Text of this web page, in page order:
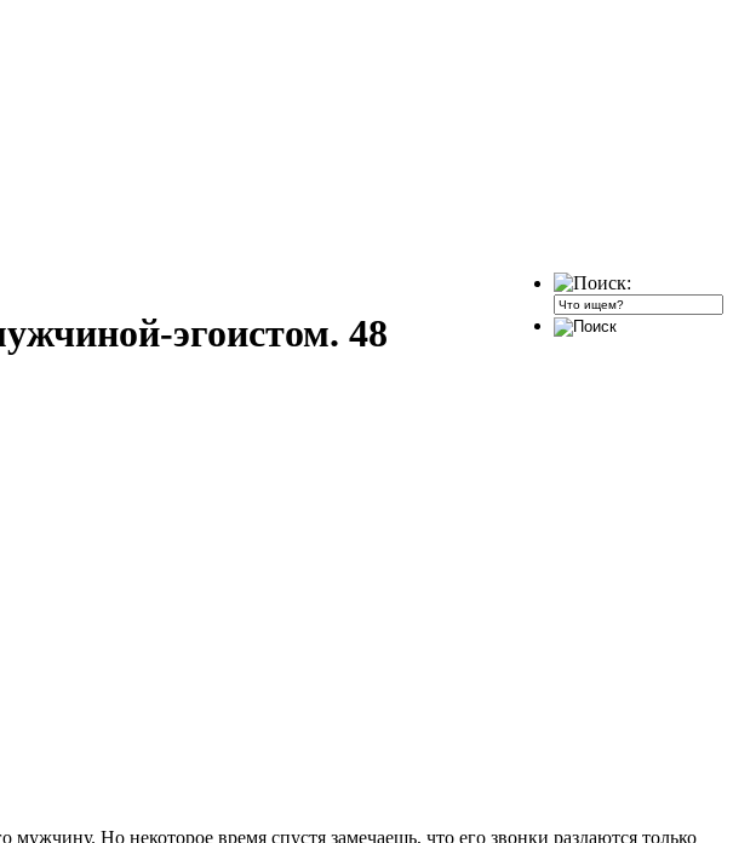
эгоистом. 48
мужчину. Но некоторое время спустя замечаешь, что его звонки раздаются только